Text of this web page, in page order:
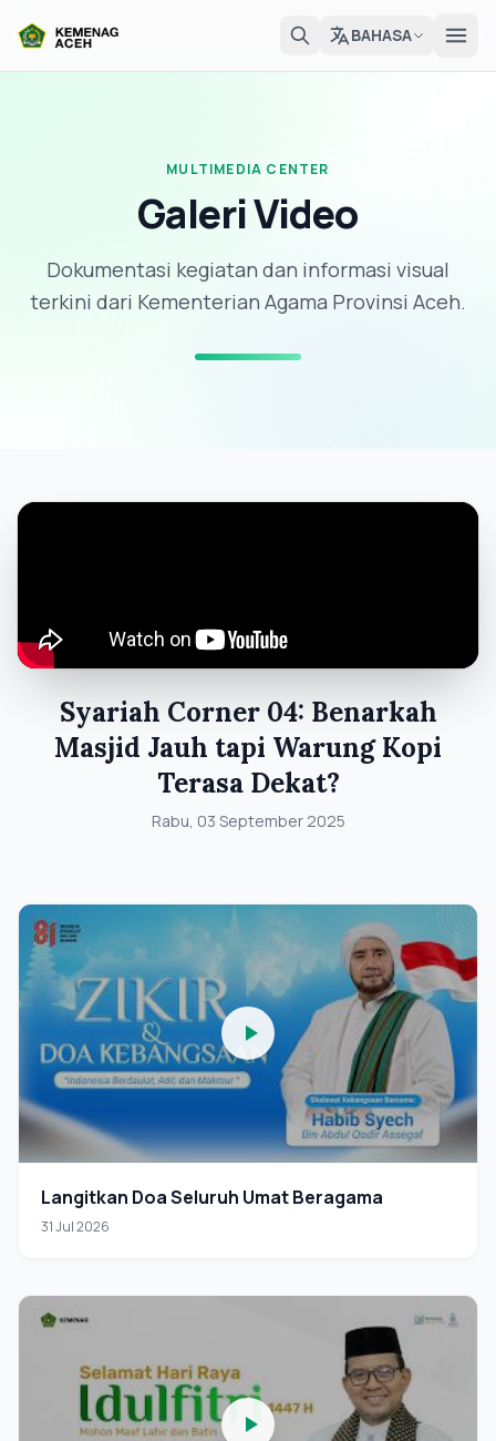
BAHASA
MULTIMEDIA CENTER
Galeri Video
Dokumentasi kegiatan dan informasi visual
terkini dari Kementerian Agama Provinsi Aceh.
Syariah Corner 04: Benarkah
Masjid Jauh tapi Warung Kopi
Terasa Dekat?
Rabu, 03 September 2025
Langitkan Doa Seluruh Umat Beragama
31 Jul 2026